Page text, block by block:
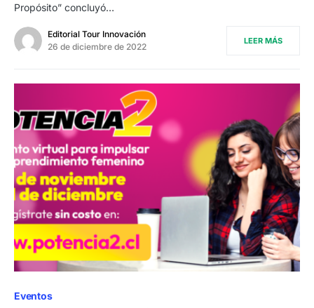
Propósito” concluyó…
Editorial Tour Innovación
26 de diciembre de 2022
LEER MÁS
Eventos